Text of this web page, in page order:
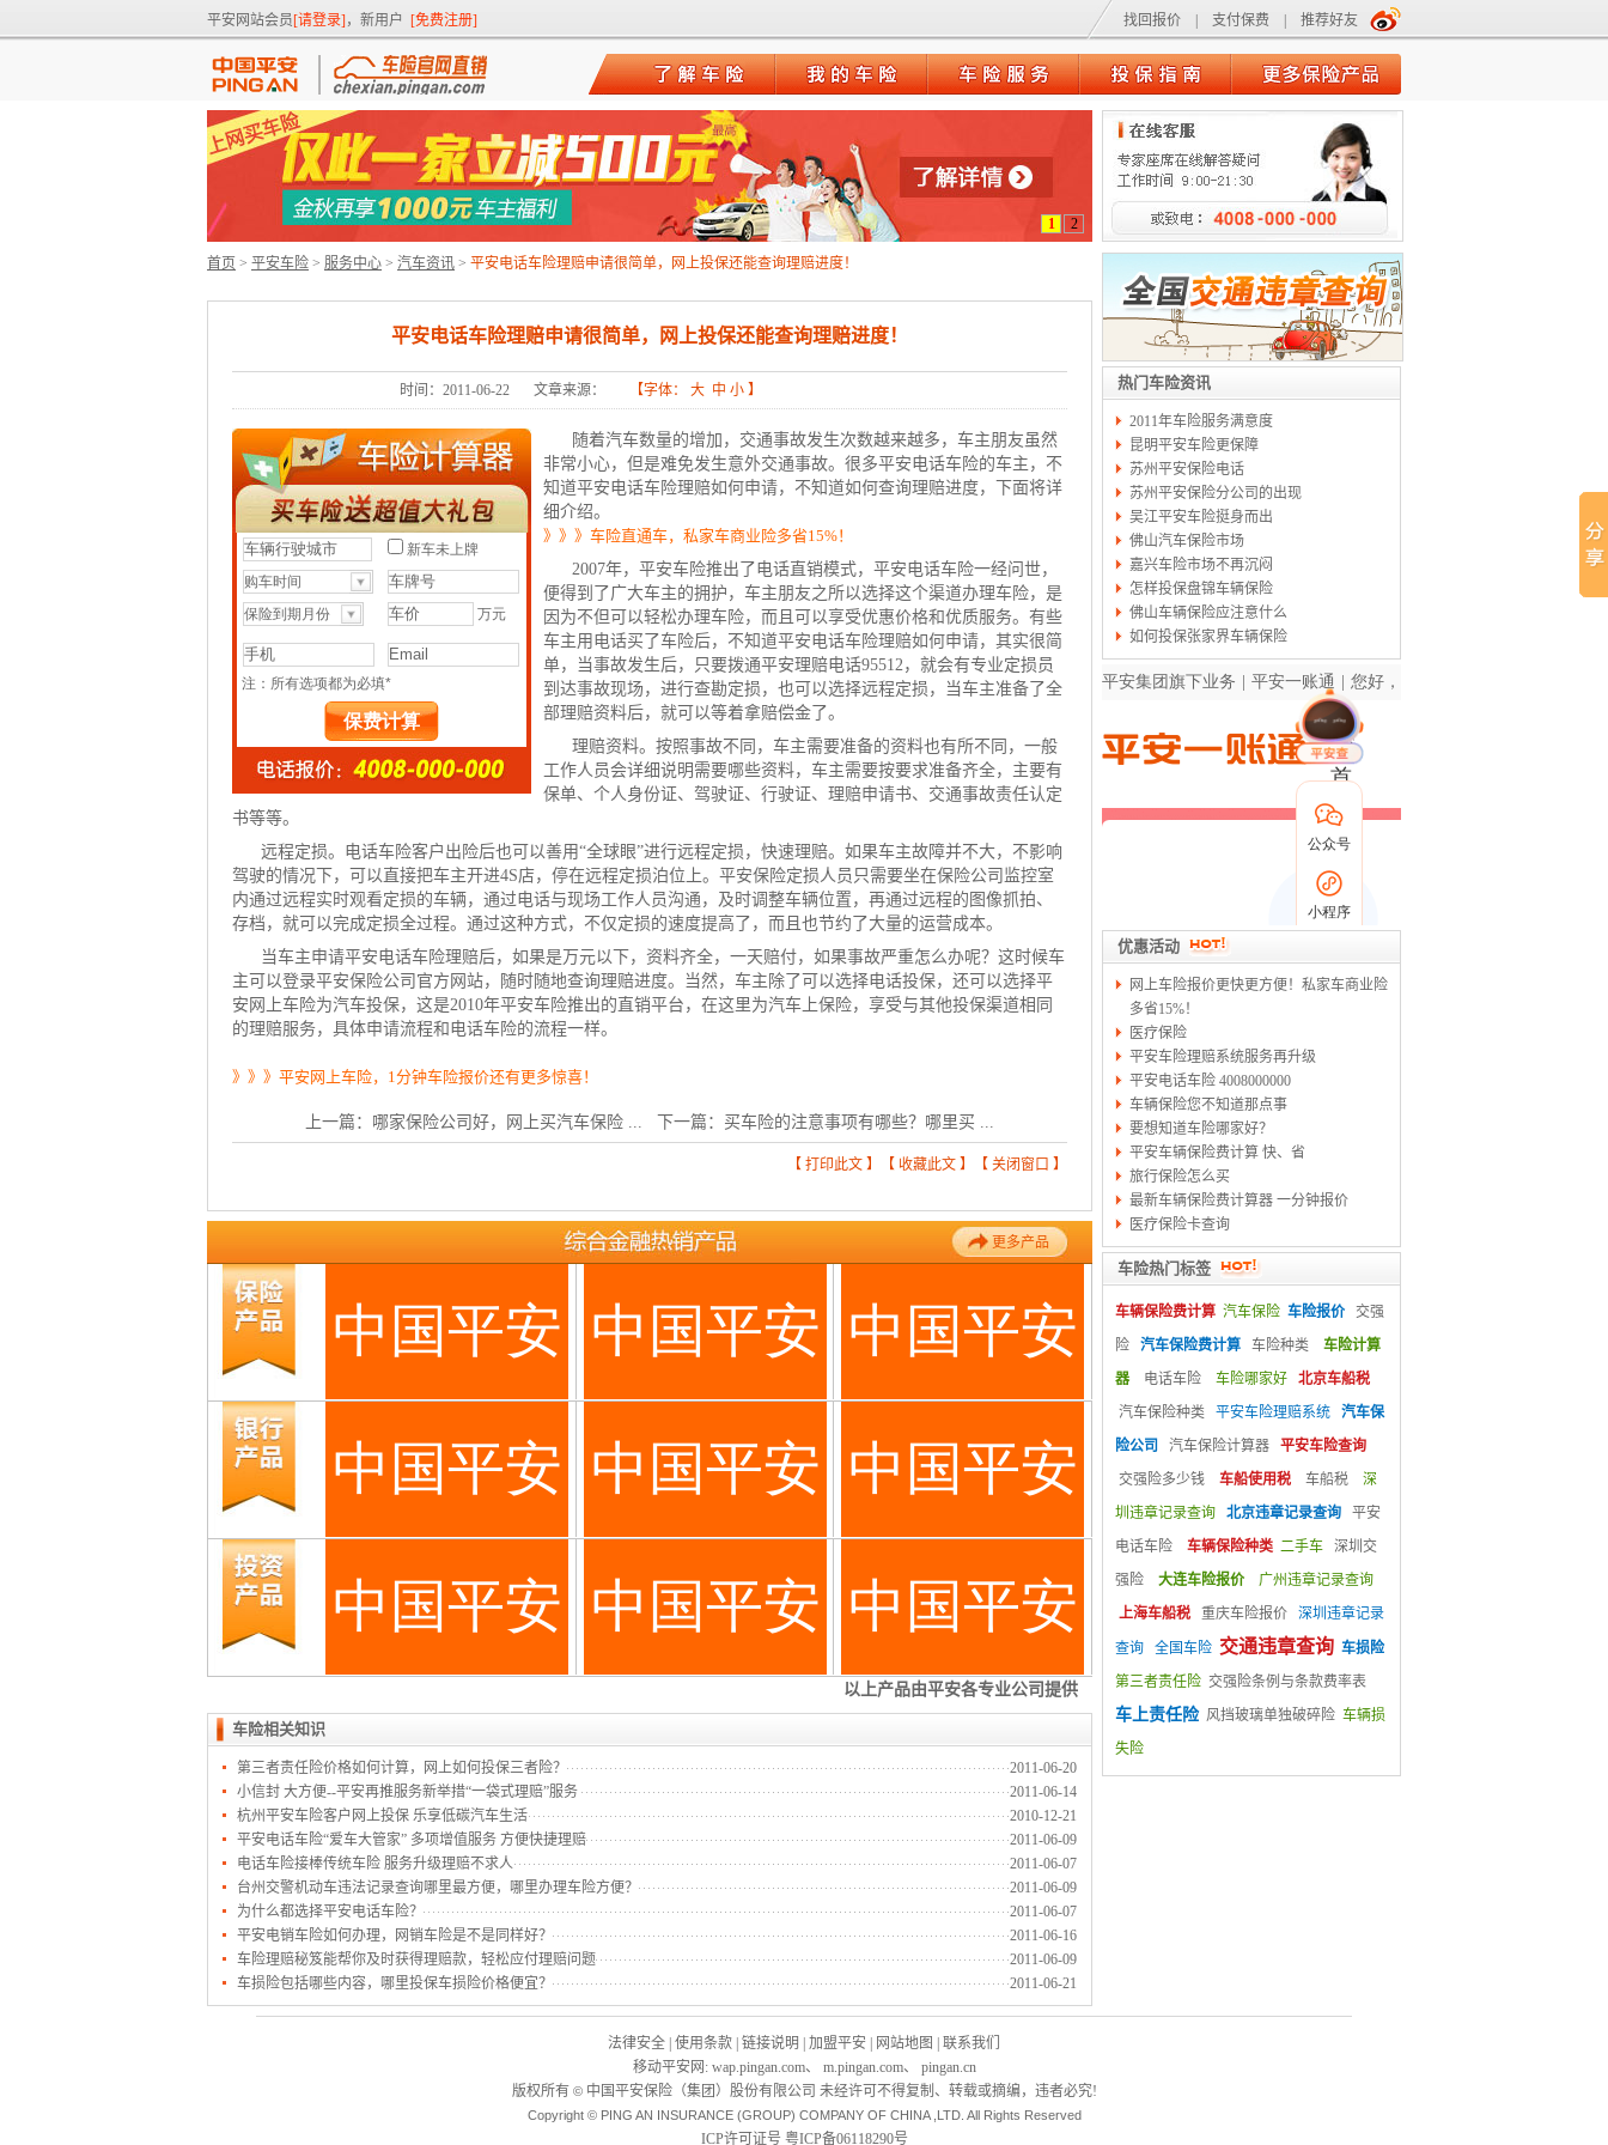
平安网站会员[请登录] ，新用户 [免费注册] 找回报价 支付保费 推荐好友
热门车险资讯
2011年车险服务满意度
昆明平安车险更保障
苏州平安保险电话
苏州平安保险分公司的出现
吴江平安车险挺身而出
佛山汽车保险市场
嘉兴车险市场不再沉闷
怎样投保盘锦车辆保险
佛山车辆保险应注意什么
如何投保张家界车辆保险
优惠活动
网上车险报价更快更方便！私家车商业险
多省15%！
医疗保险
平安车险理赔系统服务再升级
平安电话车险 4008000000
车辆保险您不知道那点事
要想知道车险哪家好？
平安车辆保险费计算 快、省
旅行保险怎么买
最新车辆保险费计算器 一分钟报价
医疗保险卡查询
车险热门标签
车辆保险费计算 汽车保险 车险报价
交强
险
汽车保险费计算 车险种类
车险计算
器
电话车险 车险哪家好
北京车船税
汽车保险种类
平安车险理赔系统
汽车保
险公司
汽车保险计算器
平安车险查询
交强险多少钱
车船使用税 车船税
深
圳违章记录查询
北京违章记录查询
平安
电话车险
车辆保险种类 二手车
深圳交
强险
大连车险报价
广州违章记录查询
上海车船税
重庆车险报价 深圳违章记录
查询 全国车险 交通违章查询 车损险
第三者责任险 交强险条例与条款费率表
车上责任险 风挡玻璃单独破碎险 车辆损
失险
1 2
首页 > 平安车险 > 服务中心 > 汽车资讯 > 平安电话车险理赔申请很简单，网上投保还能查询理赔进度！
平安电话车险理赔申请很简单，网上投保还能查询理赔进度！
时间：2011-06-22 文章来源： 【字体： 大 中 小 】
随着汽车数量的增加，交通事故发生次数越来越多，车主朋友虽然
非常小心，但是难免发生意外交通事故。很多平安电话车险的车主，不
知道平安电话车险理赔如何申请，不知道如何查询理赔进度，下面将详
细介绍。
》》》车险直通车，私家车商业险多省15%！
2007年，平安车险推出了电话直销模式，平安电话车险一经问世，
便得到了广大车主的拥护，车主朋友之所以选择这个渠道办理车险，是
因为不但可以轻松办理车险，而且可以享受优惠价格和优质服务。有些
车主用电话买了车险后，不知道平安电话车险理赔如何申请，其实很简
单，当事故发生后，只要拨通平安理赔电话95512，就会有专业定损员
到达事故现场，进行查勘定损，也可以选择远程定损，当车主准备了全
部理赔资料后，就可以等着拿赔偿金了。
理赔资料。按照事故不同，车主需要准备的资料也有所不同，一般
工作人员会详细说明需要哪些资料，车主需要按要求准备齐全，主要有
保单、个人身份证、驾驶证、行驶证、理赔申请书、交通事故责任认定
书等等。
远程定损。电话车险客户出险后也可以善用“全球眼”进行远程定损，快速理赔。如果车主故障并不大，不影响
驾驶的情况下，可以直接把车主开进4S店，停在远程定损泊位上。平安保险定损人员只需要坐在保险公司监控室
内通过远程实时观看定损的车辆，通过电话与现场工作人员沟通，及时调整车辆位置，再通过远程的图像抓拍、
存档，就可以完成定损全过程。通过这种方式，不仅定损的速度提高了，而且也节约了大量的运营成本。
当车主申请平安电话车险理赔后，如果是万元以下，资料齐全，一天赔付，如果事故严重怎么办呢？这时候车
主可以登录平安保险公司官方网站，随时随地查询理赔进度。当然，车主除了可以选择电话投保，还可以选择平
安网上车险为汽车投保，这是2010年平安车险推出的直销平台，在这里为汽车上保险，享受与其他投保渠道相同
的理赔服务，具体申请流程和电话车险的流程一样。
》》》平安网上车险，1分钟车险报价还有更多惊喜！
上一篇： 哪家保险公司好，网上买汽车保险 ... 下一篇： 买车险的注意事项有哪些？哪里买 ...
【 打印此文 】【 收藏此文 】【 关闭窗口 】
车险相关知识
第三者责任险价格如何计算，网上如何投保三者险？
2011-06-20
小信封 大方便--平安再推服务新举措“一袋式理赔”服务
2011-06-14
杭州平安车险客户网上投保 乐享低碳汽车生活
2010-12-21
平安电话车险“爱车大管家” 多项增值服务 方便快捷理赔
2011-06-09
电话车险接棒传统车险 服务升级理赔不求人
2011-06-07
台州交警机动车违法记录查询哪里最方便，哪里办理车险方便？
2011-06-09
为什么都选择平安电话车险？
2011-06-07
平安电销车险如何办理，网销车险是不是同样好？
2011-06-16
车险理赔秘笈能帮你及时获得理赔款，轻松应付理赔问题
2011-06-09
车损险包括哪些内容，哪里投保车损险价格便宜？
2011-06-21
法律安全 使用条款 链接说明 加盟平安 网站地图
联系我们
移动平安网 : wap.pingan.com、 m.pingan.com、 pingan.cn
版权所有 ©中国平安保险（集团）股份有限公司 未经许可不得复制、转载或摘编，违者必究!
Copyright © PING AN INSURANCE (GROUP) COMPANY OF CHINA ,LTD. All Rights Reserved
ICP许可证号 粤ICP备06118290号